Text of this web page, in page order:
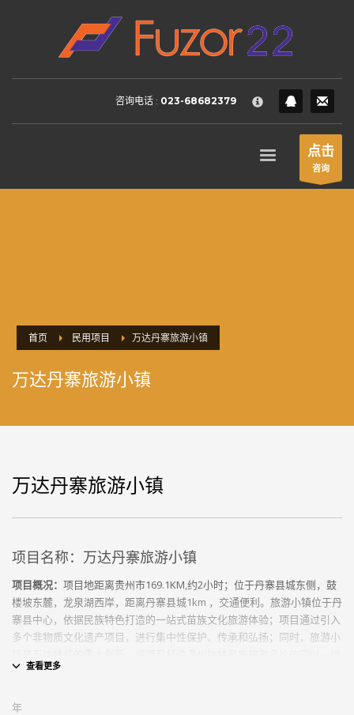
HOW TO SHOP
Login or create new account.
2 Review your order.
FREEshipment
If you still have problems, please let us know, by sending an
SHOWROOM HOURS
咨询电话 : 023-68682379
点击
咨询
首页 民用项目 万达丹寨旅游小镇
万达丹寨旅游小镇
万达丹寨旅游小镇
项目名称：万达丹寨旅游小镇
项目概况： 项目地距离贵州市169.1KM,约2小时；位于丹寨县城东侧，鼓
楼坡东麓，龙泉湖西岸，距离丹寨县城1km ，交通便利。旅游小镇位于丹
寨县中心，依据民族特色打造的一站式苗族文化旅游体验；项目通过引入
多个非物质文化遗产项目，进行集中性保护、传承和弘扬；同时，旅游小
加就业、带动丹寨周边地区长远脱贫。
BIM咨询服务内容：
年